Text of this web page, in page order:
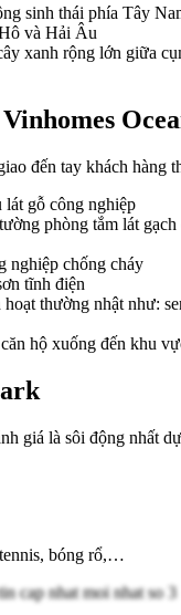
sinh thái phía Tây
và Hải Âu
xanh rộng lớn giữa
đến tay khách hàng
lát gỗ công nghiệp
phòng tắm lát gạch
nghiệp chống cháy
tĩnh điện
thường nhật như:
hộ xuống đến khu
giá là sôi động nhất
tennis, bóng rổ,…